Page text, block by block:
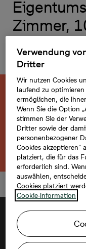
Zimmer,
Abstellraum
Dieses
Entdecken Sie
der Ostsee.
Zurück zum
Verwendung
Dritter
Wir nutzen Cookies
laufend zu
ermöglichen, die
Wenn Sie die Option
stimmen Sie der
Dritter sowie der
personenbezogener
Cookies akzeptieren“
platziert, die für das
erforderlich sind.
auswählen,
Cookies platziert
Cookie-Information